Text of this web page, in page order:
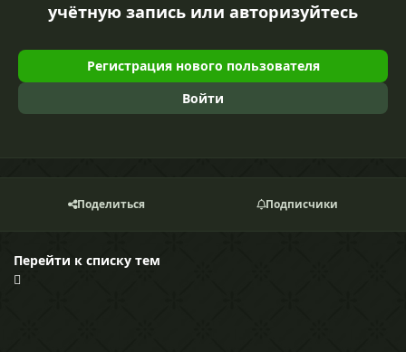
учётную запись или авторизуйтесь
Регистрация нового пользователя
Войти
Поделиться Подписчики
Перейти к списку тем